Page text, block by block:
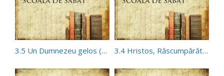
3.5 Un Dumnezeu gelos (st3 Dumnezeu sau banii?) 3.4 Hristos, Răscumpărătorul (st3 Dumnezeu sau banii?)